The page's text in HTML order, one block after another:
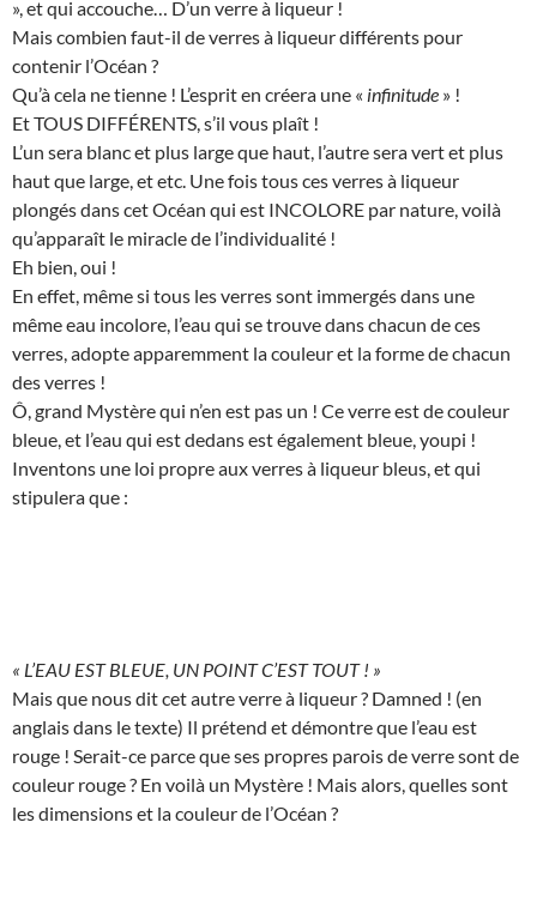
», et qui accouche… D’un verre à liqueur !
Mais combien faut-il de verres à liqueur différents pour
contenir l’Océan ?
Qu’à cela ne tienne ! L’esprit en créera une « infinitude » !
Et TOUS DIFFÉRENTS, s’il vous plaît !
L’un sera blanc et plus large que haut, l’autre sera vert et plus
haut que large, et etc. Une fois tous ces verres à liqueur
plongés dans cet Océan qui est INCOLORE par nature, voilà
qu’apparaît le miracle de l’individualité !
Eh bien, oui !
En effet, même si tous les verres sont immergés dans une
même eau incolore, l’eau qui se trouve dans chacun de ces
verres, adopte apparemment la couleur et la forme de chacun
des verres !
Ô, grand Mystère qui n’en est pas un ! Ce verre est de couleur
bleue, et l’eau qui est dedans est également bleue, youpi !
Inventons une loi propre aux verres à liqueur bleus, et qui
stipulera que :
« L’EAU EST BLEUE, UN POINT C’EST TOUT ! »
Mais que nous dit cet autre verre à liqueur ? Damned ! (en
anglais dans le texte) Il prétend et démontre que l’eau est
rouge ! Serait-ce parce que ses propres parois de verre sont de
couleur rouge ? En voilà un Mystère ! Mais alors, quelles sont
les dimensions et la couleur de l’Océan ?